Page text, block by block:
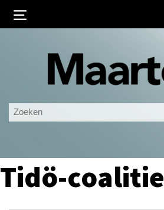
Ingelogd blijven
Tidö-coalitie